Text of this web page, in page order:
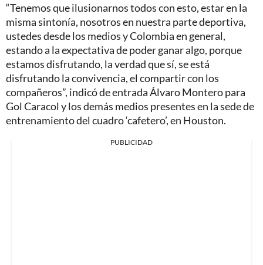
“Tenemos que ilusionarnos todos con esto, estar en la
misma sintonía, nosotros en nuestra parte deportiva,
ustedes desde los medios y Colombia en general,
estando a la expectativa de poder ganar algo, porque
estamos disfrutando, la verdad que sí, se está
disfrutando la convivencia, el compartir con los
compañeros”, indicó de entrada Álvaro Montero para
Gol Caracol y los demás medios presentes en la sede de
entrenamiento del cuadro ‘cafetero’, en Houston.
PUBLICIDAD